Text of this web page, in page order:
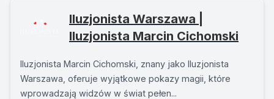
Iluzjonista Warszawa |
Iluzjonista Marcin Cichomski
Iluzjonista Marcin Cichomski, znany jako Iluzjonista
Warszawa, oferuje wyjątkowe pokazy magii, które
wprowadzają widzów w świat pełen...